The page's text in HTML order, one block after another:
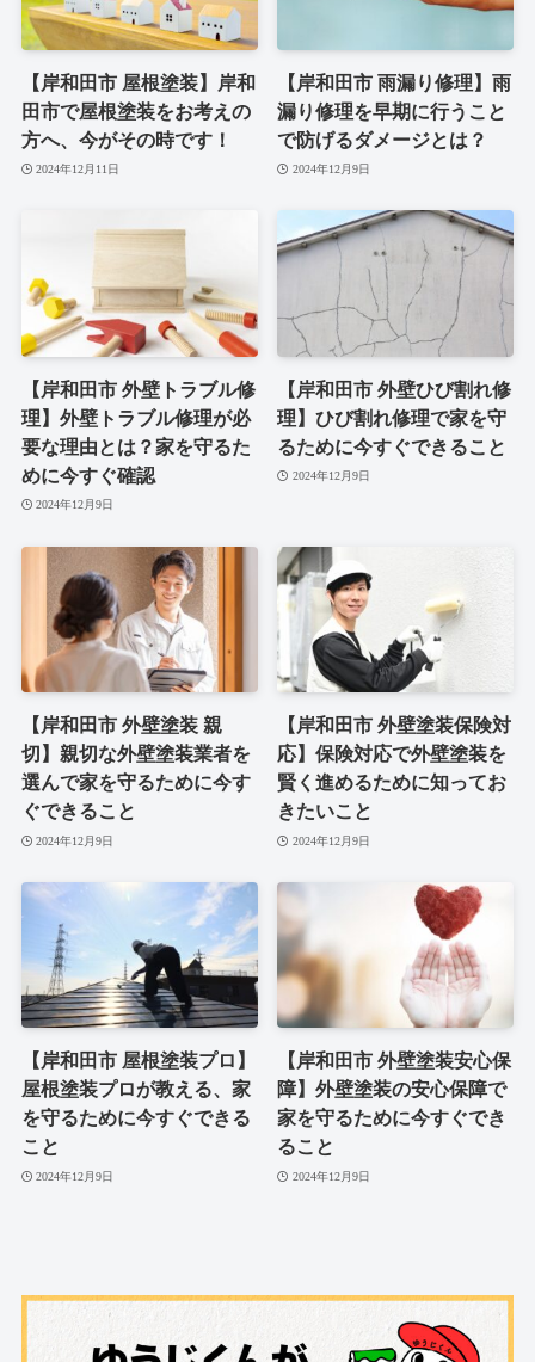
【岸和田市 屋根塗装】岸和
田市で屋根塗装をお考えの
方へ、今がその時です！
2024年12月11日
【岸和田市 雨漏り修理】雨
漏り修理を早期に行うこと
で防げるダメージとは？
2024年12月9日
【岸和田市 外壁トラブル修
理】外壁トラブル修理が必
要な理由とは？家を守るた
めに今すぐ確認
2024年12月9日
【岸和田市 外壁ひび割れ修
理】ひび割れ修理で家を守
るために今すぐできること
2024年12月9日
【岸和田市 外壁塗装 親
切】親切な外壁塗装業者を
選んで家を守るために今す
ぐできること
2024年12月9日
【岸和田市 外壁塗装保険対
応】保険対応で外壁塗装を
賢く進めるために知ってお
きたいこと
2024年12月9日
【岸和田市 屋根塗装プロ】
屋根塗装プロが教える、家
を守るために今すぐできる
こと
2024年12月9日
【岸和田市 外壁塗装安心保
障】外壁塗装の安心保障で
家を守るために今すぐでき
ること
2024年12月9日